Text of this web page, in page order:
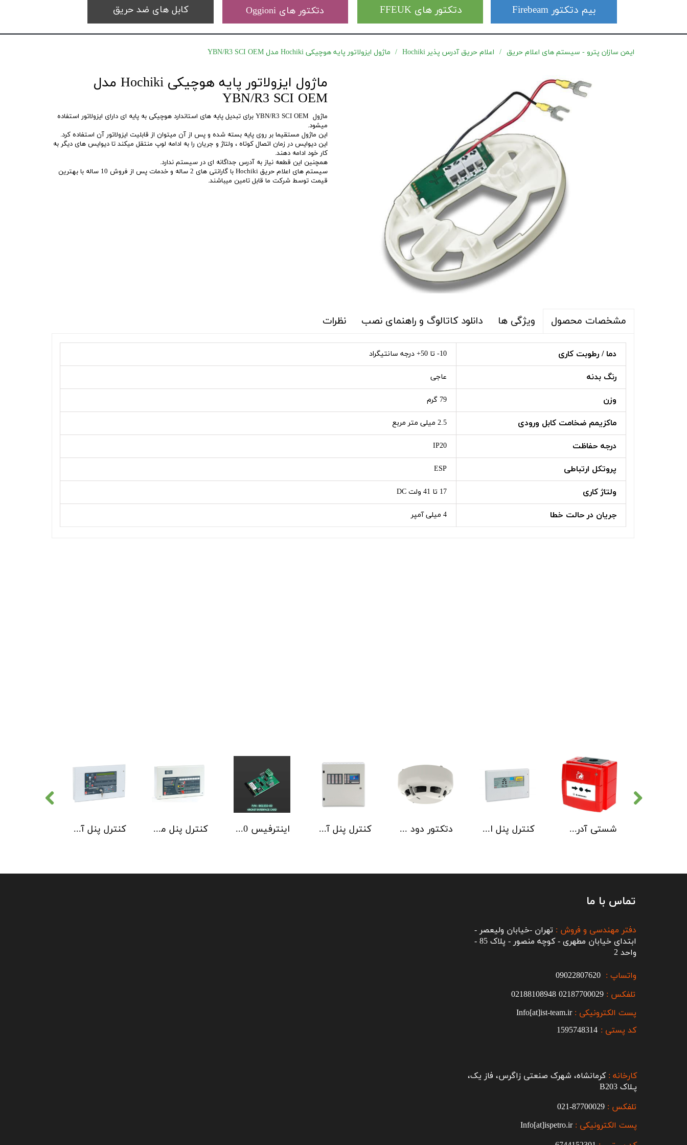
کابل های ضد حریق دتکتور های Oggioni دتکتور های FFEUK بیم دتکتور Firebeam
ایمن سازان پترو - سیستم های اعلام حریق اعلام حریق آدرس پذیر Hochiki ماژول ایزولاتور پایه هوچیکی Hochiki مدل YBN/R3 SCI OEM
ماژول ایزولاتور پایه هوچیکی Hochiki مدل
YBN/R3 SCI OEM
ماژول YBN/R3 SCI OEM برای تبدیل پایه های استاندارد هوچیکی به پایه ای دارای ایزولاتور استفاده
میشود.
این ماژول مستقیما بر روی پایه بسته شده و پس از آن میتوان از قابلیت ایزولاتور آن استفاده کرد.
این دیوایس در زمان اتصال کوتاه ، ولتاژ و جریان را به ادامه لوپ منتقل میکند تا دیوایس های دیگر به
کار خود ادامه دهند.
همچنین این قطعه نیاز به آدرس جداگانه ای در سیستم ندارد.
سیستم های اعلام حریق Hochiki با گارانتی های 2 ساله و خدمات پس از فروش 10 ساله با بهترین
قیمت توسط شرکت ما قابل تامین میباشند.
مشخصات محصول ویژگی ها دانلود کاتالوگ و راهنمای نصب نظرات
دما / رطوبت کاری 10- تا 50+ درجه سانتیگراد
رنگ بدنه عاجی
وزن 79 گرم
ماکزیمم ضخامت کابل ورودی 2.5 میلی متر مربع
درجه حفاظت IP20
پروتکل ارتباطی ESP
ولتاژ کاری 17 تا 41 ولت DC
جریان در حالت خطا 4 میلی آمپر
کنترل پنل آدرس پذیر C-TEC سری XFP دو لوپ 32 زون کنترل پنل متعارف C-TEC سری CFP 8 Zone اینترفیس NSC | ArcNET B01350-00 کنترل پنل آدرس پذیر C-TEC سری ZFP یک تا 4 لوپ کابینت استاندارد دتکتور دود آدرس پذیر هوچیکی Hochiki مدل ALN-EN SCI کنترل پنل اطفاء حریق C-TEC EP203 شستی آدرس پذیر ضد آب هوچیکی Hochiki مدل HCP-W SCI
تماس با ما
تلفکس : 02187700029
02188108948
پست الکترونیکی :Info[at]ist-team.ir
واتساپ :
دفتر مهندسی و فروش : تهران -خیابان ولیعصر -
ابتدای خیابان مطهری - کوچه منصور - پلاک 85 -
واحد 2
کارخانه : کرمانشاه، شهرک صنعتی زاگرس، فاز یک،
پـلاک B203​​​​​​​
کد پستی : 1595748314
پست الکترونیکی :Info[at]ispetro.ir
تلفکس : 87700029-021​​​​​​​